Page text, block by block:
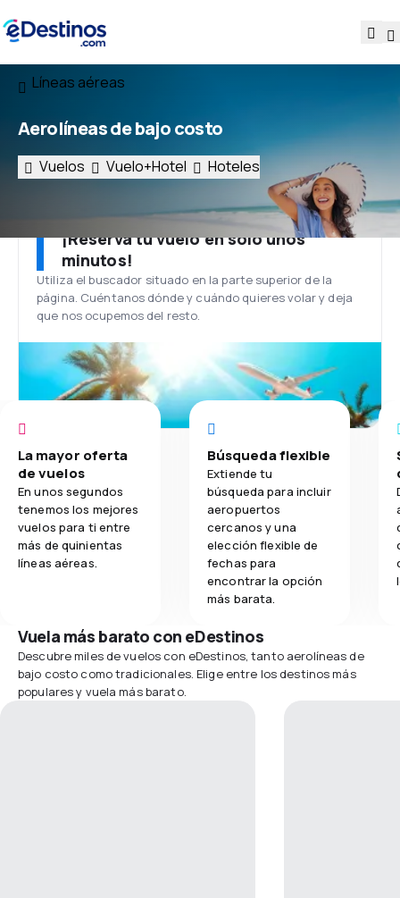
Líneas aéreas
Aerolíneas de bajo costo
Vuelos Vuelo+Hotel Hoteles
¡Reserva tu vuelo en solo unos
minutos!
Utiliza el buscador situado en la parte superior de la
página. Cuéntanos dónde y cuándo quieres volar y deja
que nos ocupemos del resto.
La mayor oferta
de vuelos
En unos segundos
tenemos los mejores
vuelos para ti entre
más de quinientas
líneas aéreas.
Búsqueda flexible
Extiende tu
búsqueda para incluir
aeropuertos
cercanos y una
elección flexible de
fechas para
encontrar la opción
más barata.
Vuela más barato con eDestinos
Descubre miles de vuelos con eDestinos, tanto aerolíneas de
bajo costo como tradicionales. Elige entre los destinos más
populares y vuela más barato.